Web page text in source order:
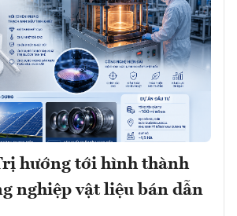
hướng tới hình thành
nghiệp vật liệu bán dẫn